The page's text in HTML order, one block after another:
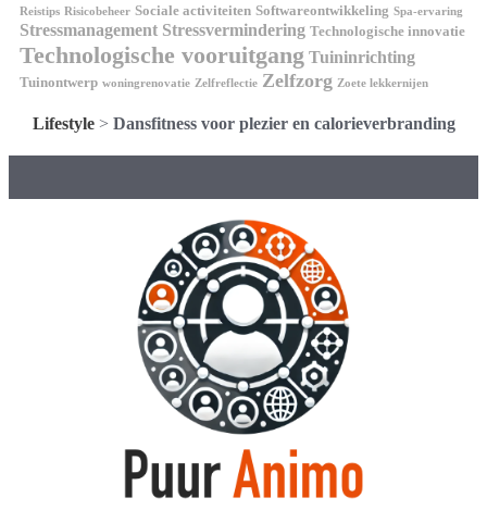
Reistips Risicobeheer Sociale activiteiten Softwareontwikkeling Spa-ervaring
Stressmanagement Stressvermindering Technologische innovatie
Technologische vooruitgang Tuininrichting
Tuinontwerp woningrenovatie Zelfreflectie Zelfzorg Zoete lekkernijen
Lifestyle> Dansfitness voor plezier en calorieverbranding